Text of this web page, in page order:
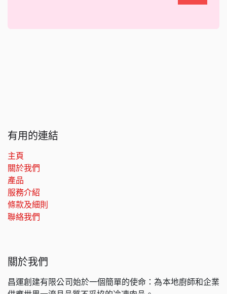
有用的連結
主頁
關於我們
產品
服務介紹
條款及細則
聯絡我們
關於我們
昌運創建有限公司始於一個簡單的使命：為本地廚師和企業